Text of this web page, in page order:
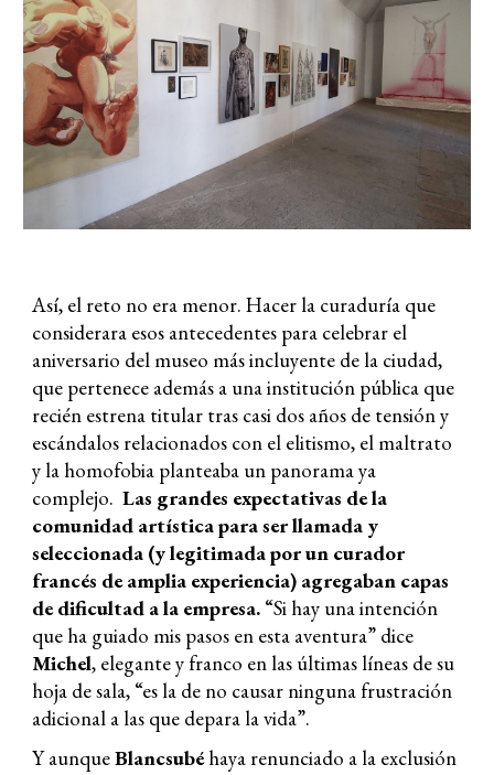
Así, el reto no era menor. Hacer la curaduría que
considerara esos antecedentes para celebrar el
aniversario del museo más incluyente de la ciudad,
que pertenece además a una institución pública que
recién estrena titular tras casi dos años de tensión y
escándalos relacionados con el elitismo, el maltrato
y la homofobia planteaba un panorama ya
complejo.Las grandes expectativas de la
comunidad artística para ser llamada y
seleccionada (y legitimada por un curador
francés de amplia experiencia) agregaban capas
de dificultad a la empresa. “Si hay una intención
que ha guiado mis pasos en esta aventura” dice
Michel, elegante y franco en las últimas líneas de su
hoja de sala, “es la de no causar ninguna frustración
adicional a las que depara la vida”.
Y aunqueBlancsubéhaya renunciado a la exclusión